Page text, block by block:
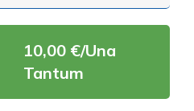
10,00 €/Una
Tantum